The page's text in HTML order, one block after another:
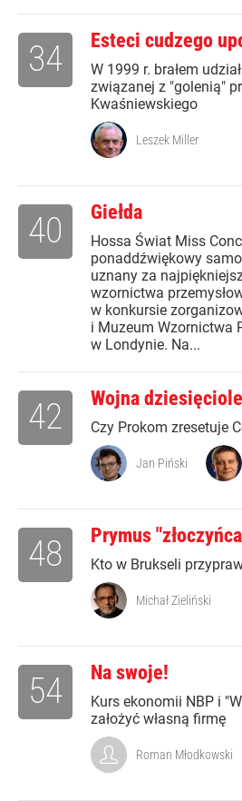
Esteci cudzego
W 1999 r. brałem
związanej z "golenią"
Kwaśniewskiego
34
Leszek Miller
Giełda
Hossa Świat Miss
ponaddźwiękowy
uznany za
wzornictwa
w konkursie
i Muzeum Wzornictwa
w Londynie. Na...
40
Wojna
Czy Prokom zresetuje
42
Jan Piński
Prymus
Kto w Brukseli
48
Michał Zieliński
Na swoje!
Kurs ekonomii NBP i
założyć własną firmę
54
Roman Młodkowski